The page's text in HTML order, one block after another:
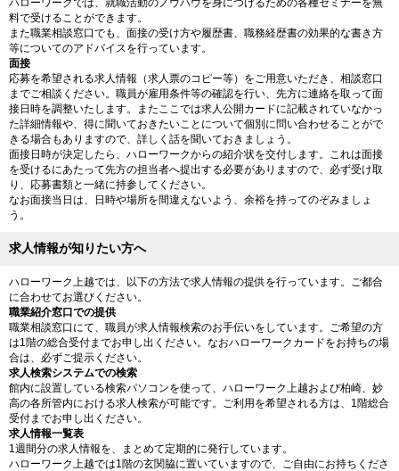
ハローワークでは、就職活動のノウハウを身につけるための各種セミナーを無
料で受けることができます。
また職業相談窓口でも、面接の受け方や履歴書、職務経歴書の効果的な書き方
等についてのアドバイスを行っています。
面接
応募を希望される求人情報（求人票のコピー等）をご用意いただき、相談窓口
までご相談ください。職員が雇用条件等の確認を行い、先方に連絡を取って面
接日時を調整いたします。またここでは求人公開カードに記載されていなかっ
た詳細情報や、得に聞いておきたいことについて個別に問い合わせることがで
きる場合もありますので、詳しく話を聞いておきましょう。
面接日時が決定したら、ハローワークからの紹介状を交付します。これは面接
を受けるにあたって先方の担当者へ提出する必要がありますので、必ず受け取
り、応募書類と一緒に持参してください。
なお面接当日は、日時や場所を間違えないよう、余裕を持ってのぞみましょ
う。
求人情報が知りたい方へ
ハローワーク上越では、以下の方法で求人情報の提供を行っています。ご都合
に合わせてお選びください。
職業紹介窓口での提供
職業相談窓口にて、職員が求人情報検索のお手伝いをしています。ご希望の方
は1階の総合受付までお申し出ください。なおハローワークカードをお持ちの場
合は、必ずご提示ください。
求人検索システムでの検索
館内に設置している検索パソコンを使って、ハローワーク上越および柏崎、妙
高の各所管内における求人検索が可能です。ご利用を希望される方は、1階総合
受付までお申し出ください。
求人情報一覧表
1週間分の求人情報を、まとめて定期的に発行しています。
ハローワーク上越では1階の玄関脇に置いていますので、ご自由にお持ちくださ